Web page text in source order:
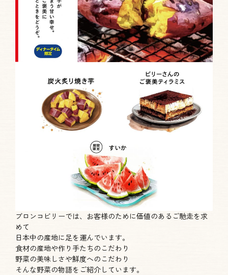
ブロンコビリーでは、お客様のために価値のあるご馳走を求
めて
日本中の産地に足を運んでいます。
食材の産地や作り手たちのこだわり
野菜の美味しさや鮮度へのこだわり
そんな野菜の物語をご紹介しています。